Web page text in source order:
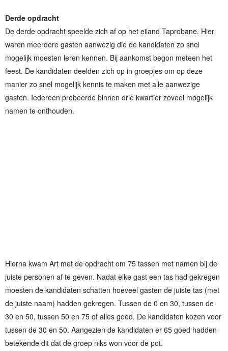
Derde opdracht
De derde opdracht speelde zich af op het eiland Taprobane. Hier
waren meerdere gasten aanwezig die de kandidaten zo snel
mogelijk moesten leren kennen. Bij aankomst begon meteen het
feest. De kandidaten deelden zich op in groepjes om op deze
manier zo snel mogelijk kennis te maken met alle aanwezige
gasten. Iedereen probeerde binnen drie kwartier zoveel mogelijk
namen te onthouden.
Hierna kwam Art met de opdracht om 75 tassen met namen bij de
juiste personen af te geven. Nadat elke gast een tas had gekregen
moesten de kandidaten schatten hoeveel gasten de juiste tas (met
de juiste naam) hadden gekregen. Tussen de 0 en 30, tussen de
30 en 50, tussen 50 en 75 of alles goed. De kandidaten kozen voor
tussen de 30 en 50. Aangezien de kandidaten er 65 goed hadden
betekende dit dat de groep niks won voor de pot.